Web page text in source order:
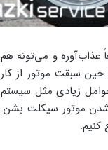
و می‌تونه هم
سبقت موتور از کار
زیادی مثل سیستم
موتور سیکلت بشن.